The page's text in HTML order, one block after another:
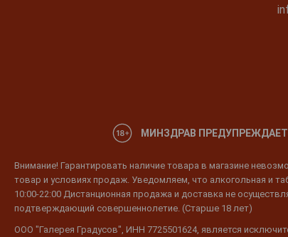
МИНЗДРАВ
Внимание! Гарантировать наличие товара в магазине
товар и условиях продаж. Уведомляем, что алкогольная и
10:00-22:00 Дистанционная продажа и доставка не
подтверждающий совершеннолетие. (Старше 18 лет)
ООО "Галерея Градусов", ИНН 7725501624, является